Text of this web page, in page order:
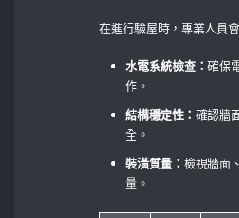
在進行驗屋時，專業人員
水電系統檢查：確保
作。
結構穩定性：確認牆
全。
裝潢質量：檢視牆面
量。